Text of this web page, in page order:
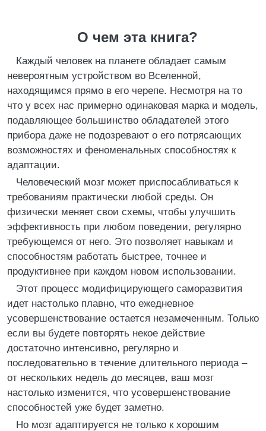
О чем эта книга?
Каждый человек на планете обладает самым
невероятным устройством во Вселенной,
находящимся прямо в его черепе. Несмотря на то
что у всех нас примерно одинаковая марка и модель,
подавляющее большинство обладателей этого
прибора даже не подозревают о его потрясающих
возможностях и феноменальных способностях к
адаптации.
Человеческий мозг может приспосабливаться к
требованиям практически любой среды. Он
физически меняет свои схемы, чтобы улучшить
эффективность при любом поведении, регулярно
требующемся от него. Это позволяет навыкам и
способностям работать быстрее, точнее и
продуктивнее при каждом новом использовании.
Этот процесс модифицирующего саморазвития
идет настолько плавно, что ежедневное
усовершенствование остается незамеченным. Только
если вы будете повторять некое действие
достаточно интенсивно, регулярно и
последовательно в течение длительного периода –
от нескольких недель до месяцев, ваш мозг
настолько изменится, что усовершенствование
способностей уже будет заметно.
Но мозг адаптируется не только к хорошим